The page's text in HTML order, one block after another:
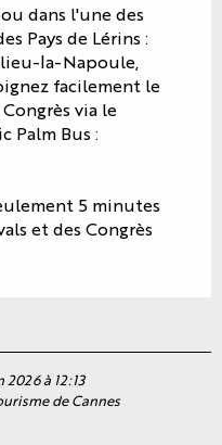
dans l'une des
Pays de Lérins :
la-Napoule,
facilement le
via le
Palm Bus :
5 minutes
et des Congrès
à 12:13
de Cannes